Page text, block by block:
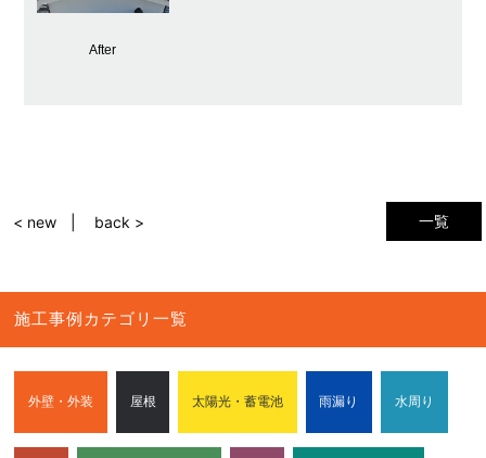
After
一覧
< new back >
施工事例カテゴリ一覧
外壁・外装 屋根 太陽光・蓄電池 雨漏り 水周り